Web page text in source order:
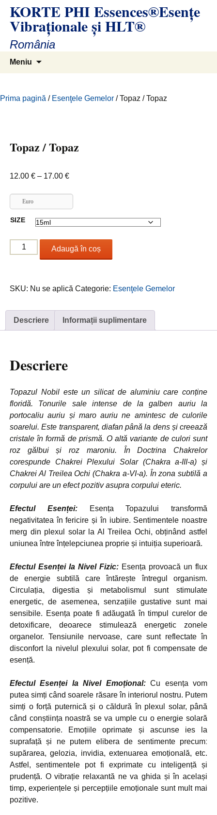
conținut
KORTE PHI Essences®Esenţe
Vibraţionale și HLT®
România
Meniu
Prima pagină / Esenţele Gemelor / Topaz / Topaz
Topaz / Topaz
12.00 € – 17.00 €Interval
12.00 €
17.00 €
Euro
SIZE
Cantitate
Topaz
Adaugă în coș
SKU: Nu se aplică Categorie: Esenţele Gemelor
Descriere Informații suplimentare
Descriere
Topazul Nobil este un silicat de aluminiu care conține
floridă. Tonurile sale intense de la galben auriu la
portocaliu auriu și maro auriu ne amintesc de culorile
soarelui. Este transparent, diafan până la dens și creează
cristale în formă de prismă. O altă variante de culori sunt
roz gălbui și roz maroniu. În Doctrina Chakrelor
corespunde Chakrei Plexului Solar (Chakra a-III-a) și
Chakrei Al Treilea Ochi (Chakra a-VI-a). În zona subtilă a
corpului are un efect pozitiv asupra corpului eteric.
Efectul Esenței:
Esența Topazului transformă
negativitatea în fericire și în iubire. Sentimentele noastre
merg din plexul solar la Al Treilea Ochi, obținând astfel
uniunea între înțelepciunea proprie și intuiția superioară.
Efectul Esenței la Nivel Fizic: Esența provoacă un flux
de energie subtilă care întărește întregul organism.
Circulația, digestia și metabolismul sunt stimulate
energetic, de asemenea, senzațiile gustative sunt mai
sensibile. Esența poate fi adăugată în timpul curelor de
detoxificare, deoarece stimulează energetic zonele
organelor. Tensiunile nervoase, care sunt reflectate în
disconfort la nivelul plexului solar, pot fi compensate de
esență.
Efectul Esenței la Nivel Emoțional:Cu esența vom
putea simți când soarele răsare în interiorul nostru. Putem
simți o forță puternică și o căldură în plexul solar, până
când conștiința noastră se va umple cu o energie solară
compensatorie. Emoțiile oprimate și ascunse ies la
suprafață și ne putem elibera de sentimente precumː
supărarea, gelozia, invidia, extenuarea emoțională, etc.
Astfel, sentimentele pot fi exprimate cu inteligență și
prudență. O vibrație relaxantă ne va ghida și în același
timp, experiențele și percepțiile emoționale sunt mult mai
pozitive.